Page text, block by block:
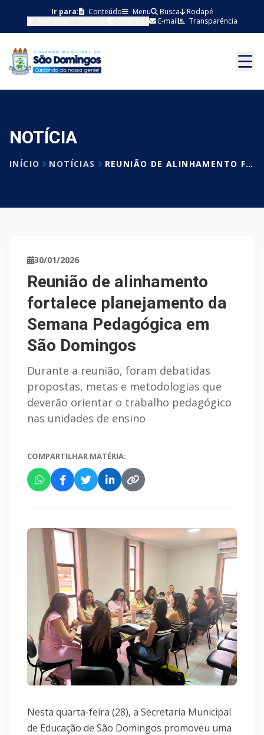
Ir para: Conteúdo Menu Busca Rodapé
E-mail Transparência
NOTÍCIA
INÍCIO NOTÍCIAS REUNIÃO DE ALINHAMENTO FORTALECE PLANEJAMENTO DA SEMANA PEDAGÓGICA EM SÃO DOMINGOS
30/01/2026
Reunião de alinhamento
fortalece planejamento da
Semana Pedagógica em
São Domingos
Durante a reunião, foram debatidas
propostas, metas e metodologias que
deverão orientar o trabalho pedagógico
nas unidades de ensino
COMPARTILHAR MATÉRIA:
Nesta quarta-feira (28), a Secretaria Municipal
de Educação de São Domingos promoveu uma